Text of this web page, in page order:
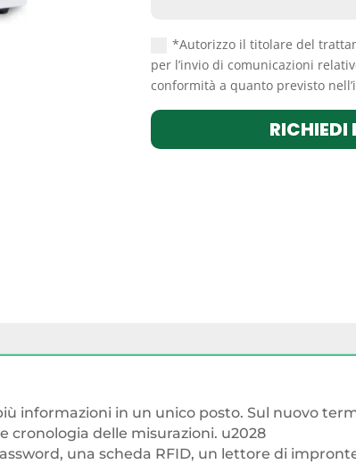
*Autorizzo il titolare del
per l’invio di comunicazioni
conformità a quanto previsto
RICHIEDI
informazioni in un unico posto. Sul nuovo
cronologia delle misurazioni. u2028
una scheda RFID, un lettore di